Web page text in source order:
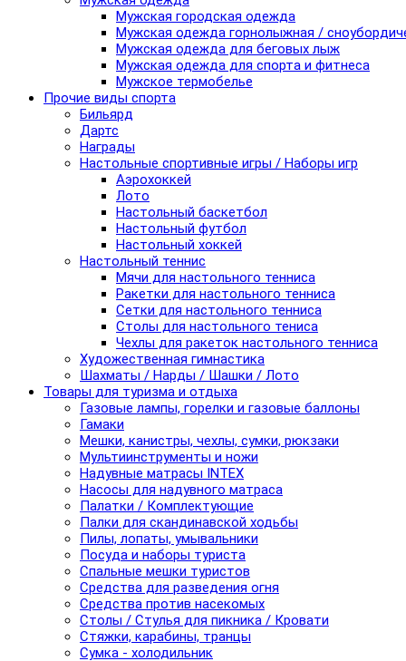
Мужская городская одежда
Мужская одежда горнолыжная /
Мужская одежда для беговых лыж
Мужская одежда для спорта и фитнеса
Мужское термобелье
Прочие виды спорта
Бильярд
Дартс
Награды
Настольные спортивные игры / Наборы игр
Аэрохоккей
Лото
Настольный баскетбол
Настольный футбол
Настольный хоккей
Настольный теннис
Мячи для настольного тенниса
Ракетки для настольного тенниса
Сетки для настольного тенниса
Столы для настольного тениса
Чехлы для ракеток настольного тенниса
Художественная гимнастика
Шахматы / Нарды / Шашки / Лото
Товары для туризма и отдыха
Газовые лампы, горелки и газовые баллоны
Гамаки
Мешки, канистры, чехлы, сумки, рюкзаки
Мультиинструменты и ножи
Надувные матрасы INTEX
Насосы для надувного матраса
Палатки / Комплектующие
Палки для скандинавской ходьбы
Пилы, лопаты, умывальники
Посуда и наборы туриста
Спальные мешки туристов
Средства для разведения огня
Средства против насекомых
Столы / Стулья для пикника / Кровати
Стяжки, карабины, транцы
Сумка - холодильник